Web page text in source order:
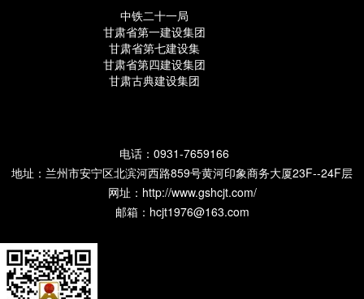
中铁二十一局
甘肃省第一建设集团
甘肃省第七建设集
甘肃省第四建设集团
甘肃古典建设集团
电话：0931-7659166
地址：兰州市安宁区北滨河西路859号黄河印象商务大厦23F--24F层
网址： http://www.gshcjt.com/
邮箱：hcjt1976@163.com